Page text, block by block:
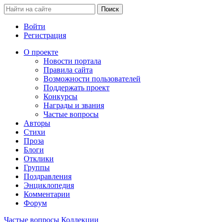
Войти
Регистрация
О проекте
Новости портала
Правила сайта
Возможности пользователей
Поддержать проект
Конкурсы
Награды и звания
Частые вопросы
Авторы
Стихи
Проза
Блоги
Отклики
Группы
Поздравления
Энциклопедия
Комментарии
Форум
Частые вопросы Коллекции